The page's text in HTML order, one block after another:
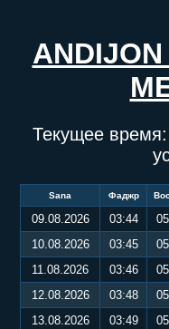
Текущее время:
Sana Фаджр
09.08.2026 03:44
10.08.2026
03:45
11.08.2026
03:46
12.08.2026
03:48
13.08.2026
03:49